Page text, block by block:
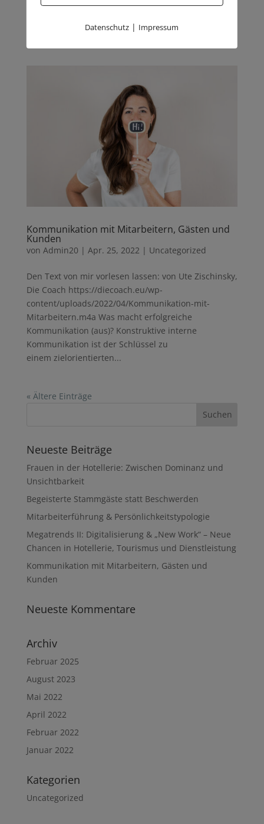
Digitalisierung-und-New-Work.m4a Ob im Beruf oder
wir uns kaum entziehen können und...
Kommunikation mit Mitarbeitern, Gästen und
Kunden
von Admin20 | Apr. 25, 2022 | Uncategorized
Den Text von mir vorlesen lassen: von Ute Zischinsky,
Die Coach https://diecoach.eu/wp-
content/uploads/2022/04/Kommunikation-mit-
Mitarbeitern.m4a Was macht erfolgreiche
Kommunikation (aus)? Konstruktive interne
Kommunikation ist der Schlüssel zu
einem zielorientierten...
« Ältere Einträge
Neueste Beiträge
Frauen in der Hotellerie: Zwischen Dominanz und
Unsichtbarkeit
Begeisterte Stammgäste statt Beschwerden
Mitarbeiterführung & Persönlichkeitstypologie
Megatrends II: Digitalisierung & „New Work“ – Neue
Chancen in Hotellerie, Tourismus und Dienstleistung
Kommunikation mit Mitarbeitern, Gästen und
Kunden
Neueste Kommentare
Archiv
Februar 2025
August 2023
Mai 2022
April 2022
Februar 2022
Januar 2022
Kategorien
Uncategorized
Datenschutz | Impressum